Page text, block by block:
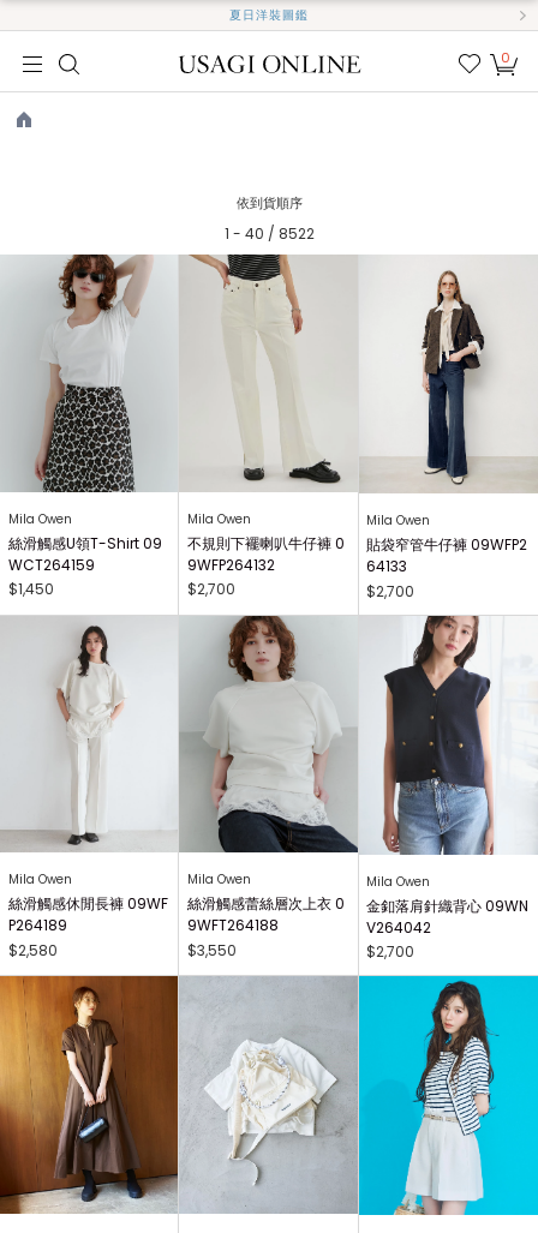
夏日洋裝圖鑑
我的
0
依到貨順序
1 - 40 / 8522
Mila Owen
絲滑觸感U領T-Shirt 09
WCT264159
$1,450
Mila Owen
不規則下襬喇叭牛仔褲 0
9WFP264132
$2,700
Mila Owen
貼袋窄管牛仔褲 09WFP2
64133
$2,700
Mila Owen
絲滑觸感休閒長褲 09WF
P264189
$2,580
Mila Owen
絲滑觸感蕾絲層次上衣 0
9WFT264188
$3,550
Mila Owen
金釦落肩針織背心 09WN
V264042
$2,700